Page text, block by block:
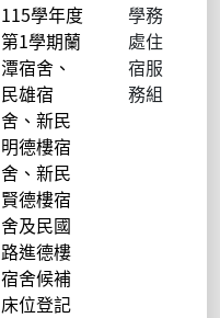
115學年度
第1學期蘭
潭宿舍、
民雄宿
舍、新民
明德樓宿
舍、新民
賢德樓宿
舍及民國
路進德樓
宿舍候補
床位登記
學務
處住
宿服
務組